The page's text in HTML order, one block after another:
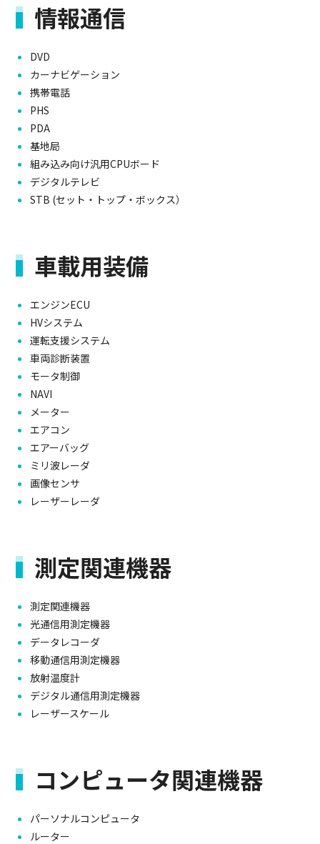
情報通信
DVD
カーナビゲーション
携帯電話
PHS
PDA
基地局
組み込み向け汎用CPUボード
デジタルテレビ
STB (セット・トップ・ボックス）
車載用装備
エンジンECU
HVシステム
運転支援システム
車両診断装置
モータ制御
NAVI
メーター
エアコン
エアーバッグ
ミリ波レーダ
画像センサ
レーザーレーダ
測定関連機器
測定関連機器
光通信用測定機器
データレコーダ
移動通信用測定機器
放射温度計
デジタル通信用測定機器
レーザースケール
コンピュータ関連機器
パーソナルコンピュータ
ルーター